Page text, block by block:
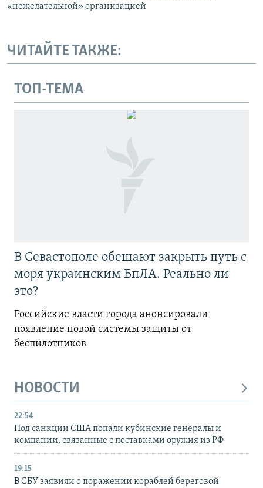
«нежелательной» организацией
ЧИТАЙТЕ ТАКЖЕ:
ТОП-ТЕМА
В Севастополе обещают закрыть путь с
моря украинским БпЛА. Реально ли
это?
Российские власти города анонсировали
появление новой системы защиты от
беспилотников
НОВОСТИ
22:54
Под санкции США попали кубинские генералы и
компании, связанные с поставками оружия из РФ
19:15
В СБУ заявили о поражении кораблей береговой